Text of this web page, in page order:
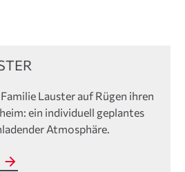
Lauster auf Rügen ihren
ein individuell geplantes
Atmosphäre.